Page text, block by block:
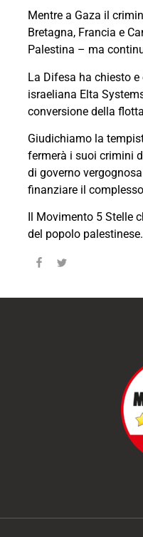
Mentre a Gaza il
Bretagna, Francia e
Palestina – ma
La Difesa ha chiesto
israeliana Elta
conversione della
Giudichiamo la
fermerà i suoi crimini
di governo
finanziare il
Il Movimento 5 Stelle
del popolo palestinese.